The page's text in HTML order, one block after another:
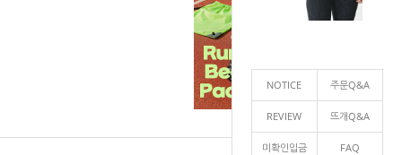
NOTICE 주문Q&A
REVIEW 뜨개Q&A
미확인입금 FAQ